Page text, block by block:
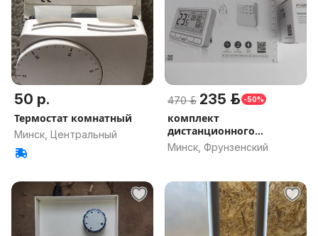
50 р.
Термостат комнатный
Минск, Центральный
470 р. 235 р. -50%
комплект
дистанционного
управления
температурой
Минск, Фрунзенский